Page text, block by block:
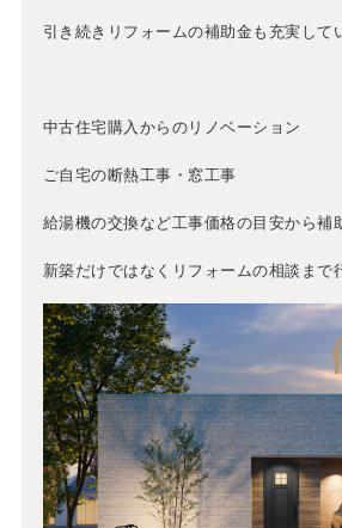
引き続きリフォームの補助金も充実して
中古住宅購入からのリノベーション
ご自宅の断熱工事・窓工事
給湯機の交換など工事価格の目安から補
新築だけではなくリフォームの相談まで